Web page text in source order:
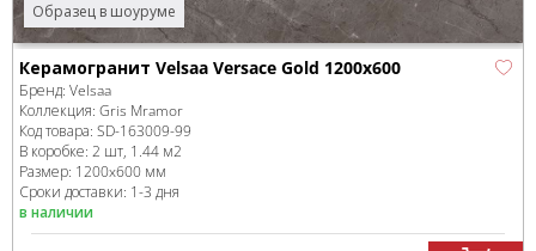
Образец в шоуруме
Керамогранит Velsaa Versace Gold 1200x600
Бренд: Velsaa
Коллекция: Gris Mramor
Код товара: SD-163009-99
В коробке: 2 шт, 1.44 м2
Размер: 1200x600 мм
Сроки доставки: 1-3 дня
в наличии